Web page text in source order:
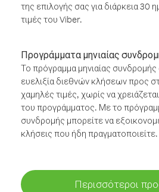
της επιλογής σας για διάρκεια 30
τιμές του Viber.
Προγράμματα μηνιαίας
Το πρόγραμμα μηνιαίας
ευελιξία διεθνών κλήσεων προς
χαμηλές τιμές, χωρίς να
του προγράμματος. Με το
συνδρομής μπορείτε να
κλήσεις που ήδη πραγματοποιείτε.
Περισσότεροι